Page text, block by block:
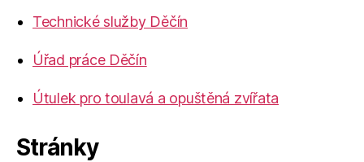
Technické služby Děčín
Úřad práce Děčín
Útulek pro toulavá a opuštěná zvířata
Stránky